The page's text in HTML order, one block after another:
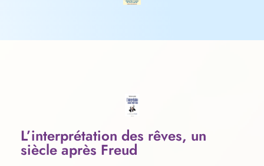
L’interprétation des rêves, un
siècle après Freud